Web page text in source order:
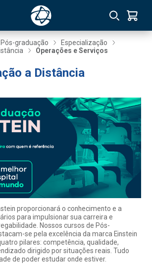
Pós-graduação
Especialização
Operações e Serviços
a Distância
proporcionará o conhecimento e a
para impulsionar sua carreira e
Nossos cursos de Pós-
se pela excelência da marca Einstein
pilares: competência, qualidade,
dirigido por situações reais. Tudo
de poder estudar onde estiver.